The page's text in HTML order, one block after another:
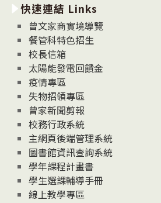
消
息
News
快速連結 Links
曾文家商實境導覽
餐管科特色招生
校長信箱
太陽能發電回饋金
疫情專區
失物招領專區
曾家新聞剪報
校務行政系統
主網頁後端管理系統
圖書館資訊查詢系統
學年課程計畫書
學生選課輔導手冊
線上教學專區